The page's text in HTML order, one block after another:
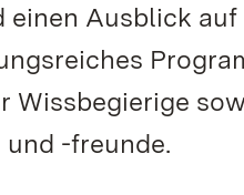
einen Ausblick
Wissbegierige
-freunde.